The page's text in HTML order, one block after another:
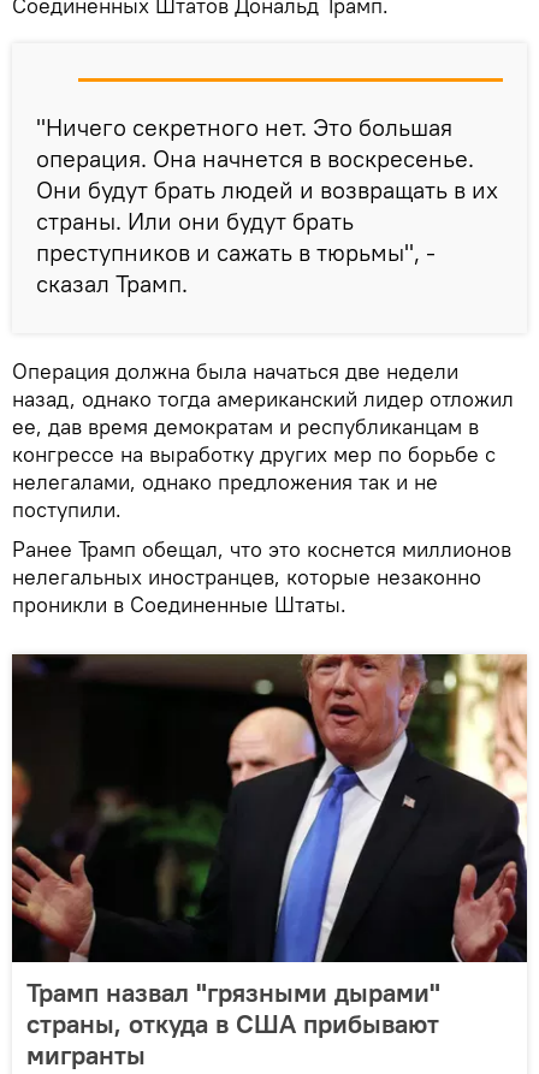
Соединенных Штатов Дональд Трамп.
"Ничего секретного нет. Это большая
операция. Она начнется в воскресенье.
Они будут брать людей и возвращать в их
страны. Или они будут брать
преступников и сажать в тюрьмы", -
сказал Трамп.
Операция должна была начаться две недели
назад, однако тогда американский лидер отложил
ее, дав время демократам и республиканцам в
конгрессе на выработку других мер по борьбе с
нелегалами, однако предложения так и не
поступили.
Ранее Трамп обещал, что это коснется миллионов
нелегальных иностранцев, которые незаконно
проникли в Соединенные Штаты.
Трамп назвал "грязными дырами"
страны, откуда в США прибывают
мигранты